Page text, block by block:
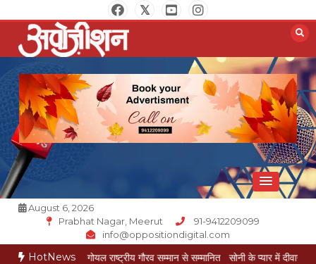
to
content
Opposition Digital
August 6, 2026
Prabhat Nagar, Meerut
91-9412209099
info@oppositiondigital.com
HotNews
मुकेश गोयल राष्ट्रीय गौरव सम्मान से सम्मानित सोनी के प्यार में दीवानी सीता पहुंची मेरठ